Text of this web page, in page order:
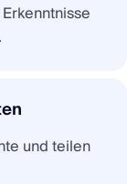
und teilen